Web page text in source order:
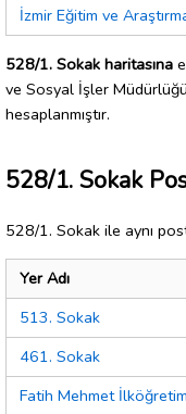
İzmir Eğitim ve
528/1. Sokak haritasına
ve Sosyal İşler
hesaplanmıştır.
528/1. Sokak
528/1. Sokak ile aynı
Yer Adı
513. Sokak
461. Sokak
Fatih Mehmet